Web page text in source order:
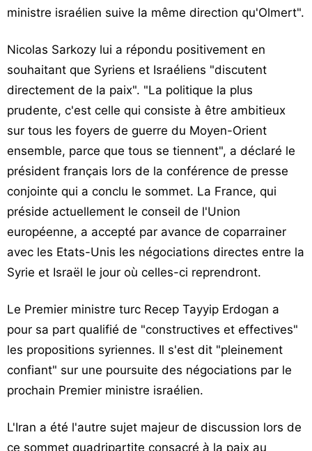
ministre israélien suive la même direction qu'Olmert".
Nicolas Sarkozy lui a répondu positivement en
souhaitant que Syriens et Israéliens "discutent
directement de la paix". "La politique la plus
prudente, c'est celle qui consiste à être ambitieux
sur tous les foyers de guerre du Moyen-Orient
ensemble, parce que tous se tiennent", a déclaré le
président français lors de la conférence de presse
conjointe qui a conclu le sommet. La France, qui
préside actuellement le conseil de l'Union
européenne, a accepté par avance de coparrainer
avec les Etats-Unis les négociations directes entre la
Syrie et Israël le jour où celles-ci reprendront.
Le Premier ministre turc Recep Tayyip Erdogan a
pour sa part qualifié de "constructives et effectives"
les propositions syriennes. Il s'est dit "pleinement
confiant" sur une poursuite des négociations par le
prochain Premier ministre israélien.
L'Iran a été l'autre sujet majeur de discussion lors de
ce sommet quadripartite consacré à la paix au